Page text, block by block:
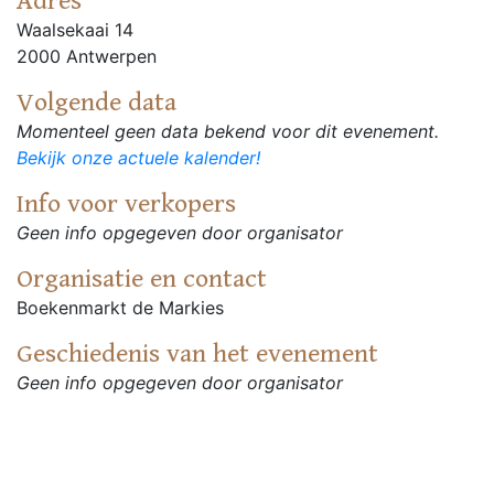
Waalsekaai 14
2000 Antwerpen
Volgende data
Momenteel geen data bekend voor dit evenement.
Bekijk onze actuele kalender!
Info voor verkopers
Geen info opgegeven door organisator
Organisatie en contact
Boekenmarkt de Markies
Geschiedenis van het evenement
Geen info opgegeven door organisator